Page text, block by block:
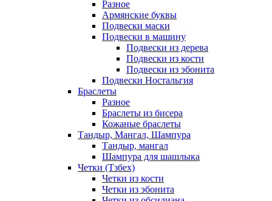
Разное
Армянские буквы
Подвески маски
Подвески в машину
Подвески из дерева
Подвески из кости
Подвески из эбонита
Подвески Ностальгия
Браслеты
Разное
Браслеты из бисера
Кожаные браслеты
Тандыр, Мангал, Шампура
Тандыр, мангал
Шампура для шашлыка
Четки (Тзбех)
Четки из кости
Четки из эбонита